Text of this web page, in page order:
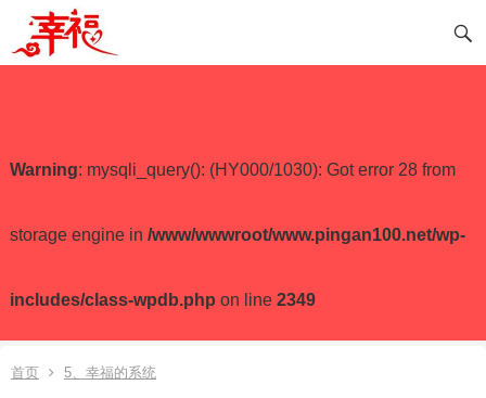
Warning: mysqli_query(): (HY000/1030): Got error 28 from
storage engine in /www/wwwroot/www.pingan100.net/wp-
includes/class-wpdb.php on line 2349
首页 5、幸福的系统